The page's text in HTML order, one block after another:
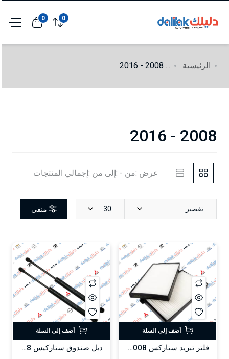
0
0
الرئيسية ...
2008 - 2016
عرض :من - :إلى من :إجمالي المنتجات
تقصير 30 منقي
أضف إلى السلة
فلتر تبريد ستاركس 2008-2014 كوري
أضف إلى السلة
دبل صندوق ستاركيس 2008-2016 كوبي